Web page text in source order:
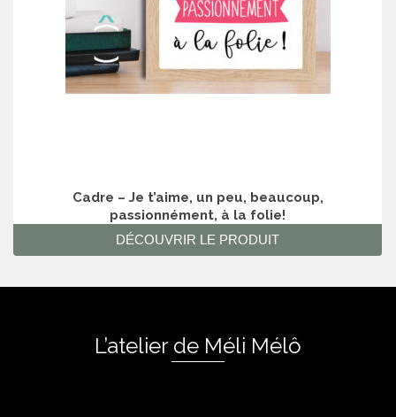
Cadre – Je t’aime, un peu, beaucoup,
passionnément, à la folie!
DÉCOUVRIR LE PRODUIT
L’atelier de Méli Mélô